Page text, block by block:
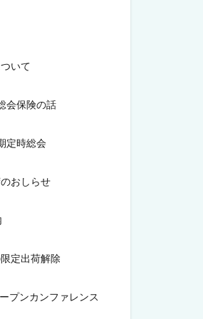
いて
会保険の話
定時総会
おしらせ
定出荷解除
プンカンファレンス